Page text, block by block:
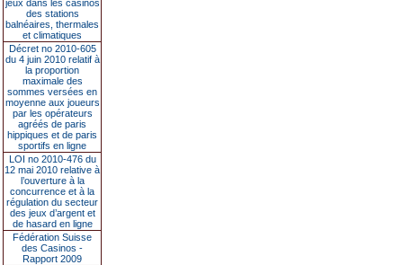
jeux dans les casinos
des stations
balnéaires, thermales
et climatiques
Décret no 2010-605
du 4 juin 2010 relatif à
la proportion
maximale des
sommes versées en
moyenne aux joueurs
par les opérateurs
agréés de paris
hippiques et de paris
sportifs en ligne
LOI no 2010-476 du
12 mai 2010 relative à
l’ouverture à la
concurrence et à la
régulation du secteur
des jeux d’argent et
de hasard en ligne
Fédération Suisse
des Casinos -
Rapport 2009